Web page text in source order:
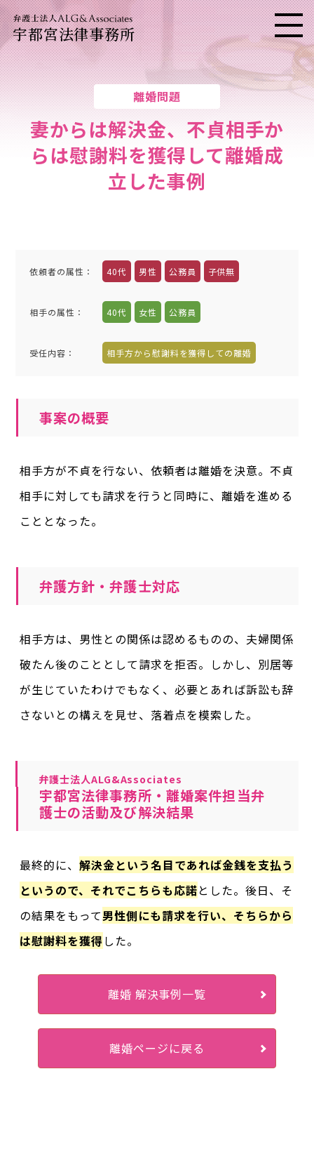
宇都宮法律事務所 メニ
離婚問題
妻からは解決金、不貞相手か
らは慰謝料を獲得して離婚成
立した事例
依頼者の属性 ： 40代 男性 公務員 子供無
相手の属性 ： 40代 女性 公務員
受任内容 ： 相手方から慰謝料を獲得しての離婚
事案の概要
相手方が不貞を行ない、依頼者は離婚を決意。不貞
相手に対しても請求を行うと同時に、離婚を進める
こととなった。
弁護方針・弁護士対応
相手方は、男性との関係は認めるものの、夫婦関係
破たん後のこととして請求を拒否。しかし、別居等
が生じていたわけでもなく、必要とあれば訴訟も辞
さないとの構えを見せ、落着点を模索した。
弁護士法人ALG&Associates
宇都宮法律事務所・離婚案件担当弁
護士の活動及び解決結果
最終的に、解決金という名目であれば金銭を支払う
というので、それでこちらも応諾とした。後日、そ
の結果をもって男性側にも請求を行い、そちらから
は慰謝料を獲得した。
離婚 解決事例一覧
離婚ページに戻る